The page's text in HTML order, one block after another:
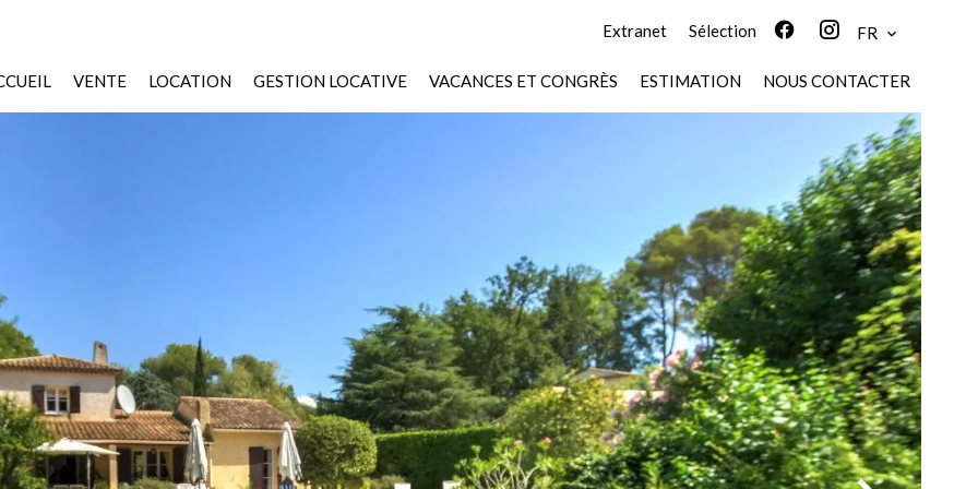
Extranet Sélection FR
VENTE LOCATION GESTION LOCATIVE VACANCES ET CONGRÈS ESTIMATION NOUS CONTACTER